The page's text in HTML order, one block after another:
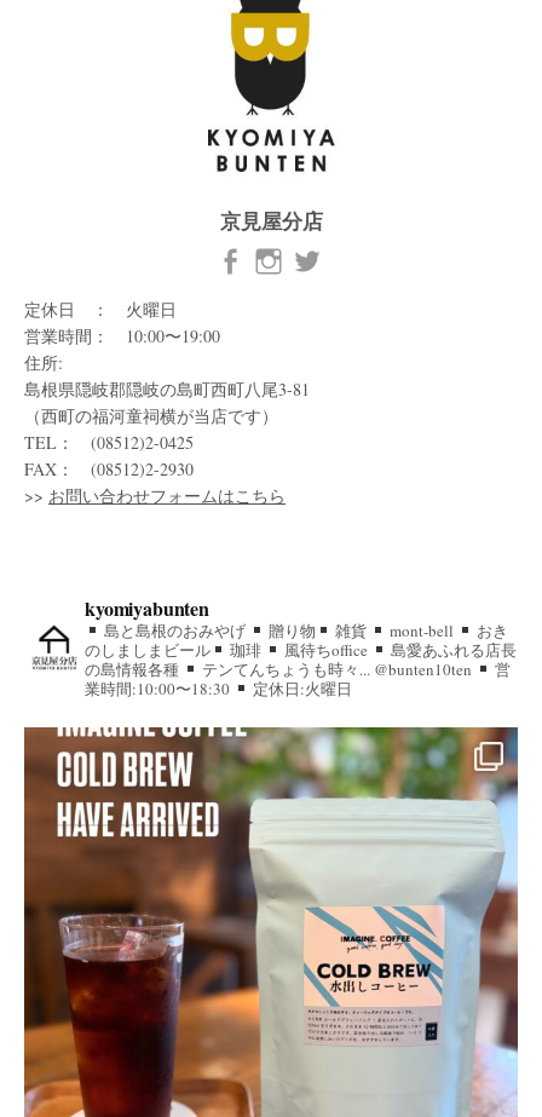
京見屋分店
定休日 ： 火曜日
営業時間： 10:00〜19:00
住所:
島根県隠岐郡隠岐の島町西町八尾3-81
（西町の福河童祠横が当店です）
TEL： (08512)2-0425
FAX： (08512)2-2930
>> お問い合わせフォームはこちら
kyomiyabunten
島と島根のおみやげ 贈り物 雑貨 mont-bell
おき
のしましまビール
珈琲 風待ちoffice
島愛あふれる店長
の島情報各種
テンてんちょうも時々... @bunten10ten
営
業時間:10:00〜18:30
定休日:火曜日